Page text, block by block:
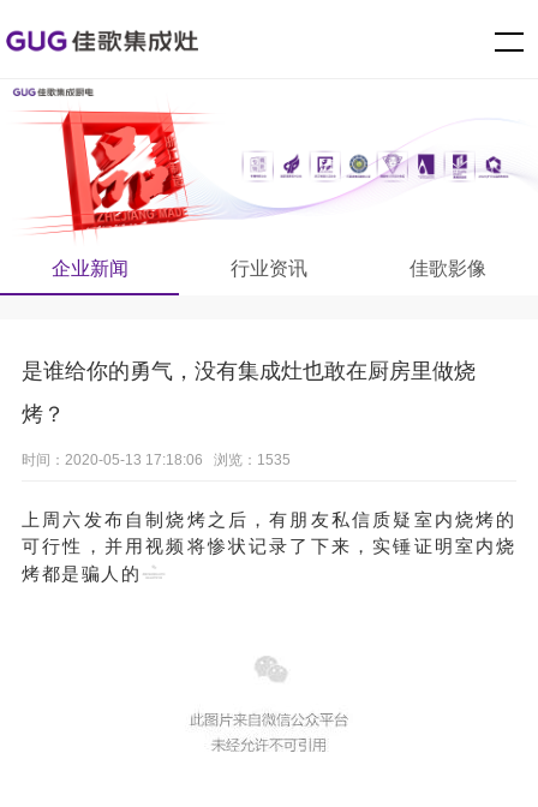
企业新闻 行业资讯 佳歌影像
是谁给你的勇气，没有集成灶也敢在厨房里做烧
烤？
时间：2020-05-13 17:18:06 浏览：1535
上周六发布自制烧烤之后，有朋友私信质疑室内烧烤的
可行性，并用视频将惨状记录了下来，实锤证明室内烧
烤都是骗人的